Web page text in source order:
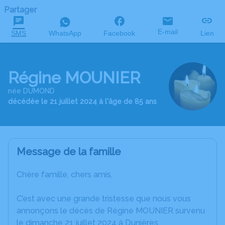
Partager
SMS WhatsApp Facebook E-mail Lien
Régine MOUNIER
née DUMOND
décédée le 21 juillet 2024 à l'âge de 85 ans
Message de la famille
Chère famille, chers amis,
C’est avec une grande tristesse que nous vous
annonçons le décès de Régine MOUNIER survenu
le dimanche 21 juillet 2024 à Dunières.